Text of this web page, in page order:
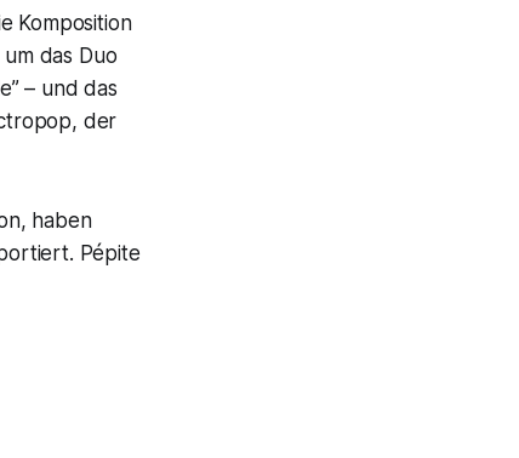
Komposition
das Duo
– und das
der
haben
Pépite